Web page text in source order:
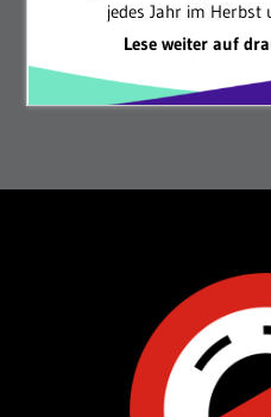
jedes Jahr im Herbst
Lese weiter auf